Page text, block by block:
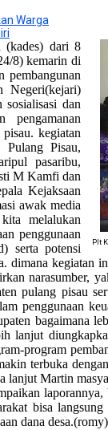
Warga
Plt
(kades) dari 8
8) kemarin di
pembangunan
Negeri(kejari)
sosialisasi dan
pengamanan
kegiatan
Pulang Pisau,
pasaribu,
M Kamfi dan
Kejaksaan
awak media
melalukan
penggunaan
serta potensi
dimana kegiatan
narasumber,
pulang pisau
penggunaan
bagaimana
lanjut
program
terbuka
lanjutMartin
laporannya,
bisa langsung
dana desa.(romy)